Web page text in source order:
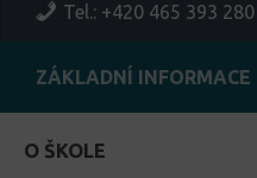
Tel.: +420 465 393 280
ZÁKLADNÍ INFORMACE
O ŠKOLE